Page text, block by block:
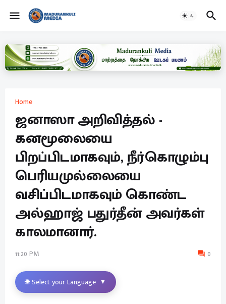
Home
ஜனாஸா அறிவித்தல் -
கனமூலையை
பிறப்பிடமாகவும், நீர்கொழும்பு
பெரியமுல்லையை
வசிப்பிடமாகவும் கொண்ட
அல்ஹாஜ் பதுர்தீன் அவர்கள்
காலமானார்.
11:20 PM 0
🌐 Select your Language ▼